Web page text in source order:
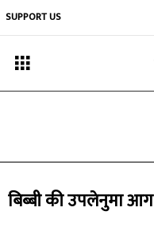
SUPPORT US
कविता
आमिर विद्यार्थी की कविताएँ
Byआमिर
बिब्बी की उपलेनुमा आग